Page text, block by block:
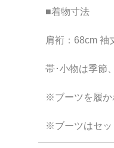
■着物寸法
肩裄：68cm 袖
帯･小物は季節
※ブーツを履か
※ブーツはセッ